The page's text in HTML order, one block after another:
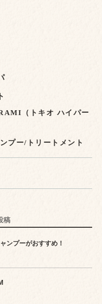
（トキオ ハイパー
プー/トリートメント
稿
ンプーがおすすめ！